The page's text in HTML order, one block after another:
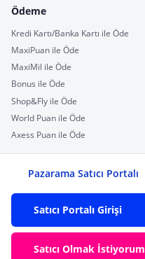
Ödeme
Kredi Kartı/Banka Kartı ile Öde
MaxiPuan ile Öde
MaxiMil ile Öde
Bonus ile Öde
Shop&Fly ile Öde
World Puan ile Öde
Axess Puan ile Öde
Pazarama Satıcı Portalı
Satıcı Portalı Girişi
Satıcı Olmak İstiyorum